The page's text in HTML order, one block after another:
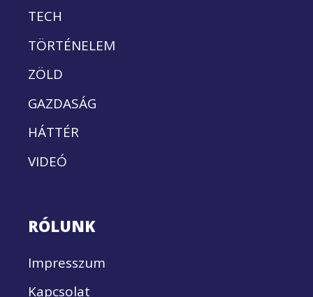
TECH
TÖRTÉNELEM
ZÖLD
GAZDASÁG
HÁTTÉR
VIDEÓ
RÓLUNK
Impresszum
Kapcsolat